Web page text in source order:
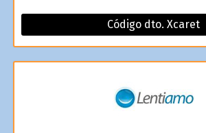
Código dto. Xcaret